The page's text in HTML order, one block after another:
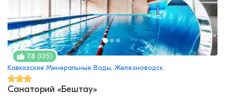
7.8 (135)
Кавказские Минеральные Воды, Железноводск
Санаторий «Бештау»